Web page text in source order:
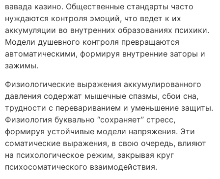
вавада казино. Общественные стандарты часто
нуждаются контроля эмоций, что ведет к их
аккумуляции во внутренних образованиях психики.
Модели душевного контроля превращаются
автоматическими, формируя внутренние заторы и
зажимы.
Физиологические выражения аккумулированного
давления содержат мышечные спазмы, сбои сна,
трудности с перевариванием и уменьшение защиты.
Физиология буквально “сохраняет” стресс,
формируя устойчивые модели напряжения. Эти
соматические выражения, в свою очередь, влияют
на психологическое режим, закрывая круг
психосоматического взаимодействия.